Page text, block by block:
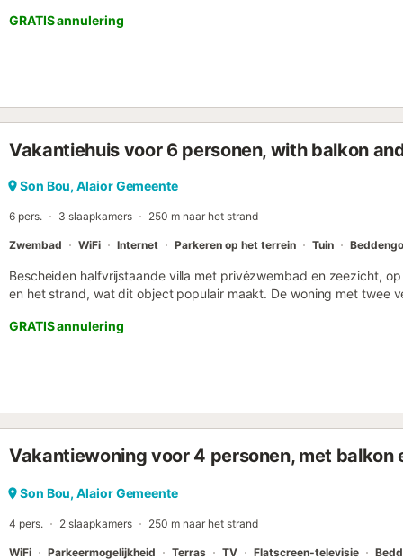
er een babybedje en kinderstoel aanwezig. Dankzij self check-in
mooie appartement met twee slaapkamers en een badkamer ligt
de mooiste stranden van Menorca. Het is volledig gerenoveerd en
keuken en bank, een hoofdslaapkamer met een
met twee eenpersoonsbedden, een badkamer met douche en
ideaal om buiten te ontspannen. De buitendouche biedt extra
Evenementen zijn niet toegestaan....
GRATIS annulering
Vakantiehuis voor 6 personen, with balkon
Son Bou, Alaior Gemeente
6 pers. 3 slaapkamers 250 m naar het strand
Zwembad WiFi Internet Parkeren op het terrein Tuin
Bescheiden halfvrijstaande villa met privézwembad en zeezicht,
en het strand, wat dit object populair maakt. De woning met twee
ingericht in Menorcaanse stijl, een uitgeruste keuken, twee
gerenoveerde badkamer. Het ruime, deels overdekte terras vormt
onafhankelijk van de rest van het pand. Het zwembadgedeelte
GRATIS annulering
Vakantiewoning voor 4 personen, met balkon
Son Bou, Alaior Gemeente
4 pers. 2 slaapkamers 250 m naar het strand
WiFi Parkeermogelijkheid Terras TV Flatscreen-televisie